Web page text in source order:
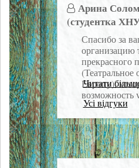
удовольствие,
этим других.
ждем вас в
универе.
Арина
(студентка
Спасибо за
организацию
прекрасного
(Театральное
Европу),
возможность
новых
вообще
что
идут
Я провела два
Читати
Усі відгуки